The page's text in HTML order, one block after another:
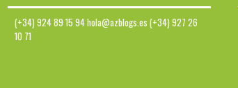
(+34) 924 89 15 94 hola@azblogs.es (+34) 927 26
10 71